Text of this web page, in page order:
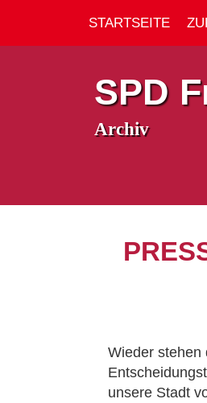
STARTSEITE
SPD
Archiv
Wieder stehen
unsere Stadt